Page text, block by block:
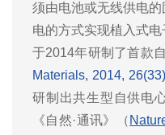
须由电池或无线供电
电的方式实现植入式
于2014年研制了首款
Materials, 2014,
研制出共生型自供电
《自然·通讯》（